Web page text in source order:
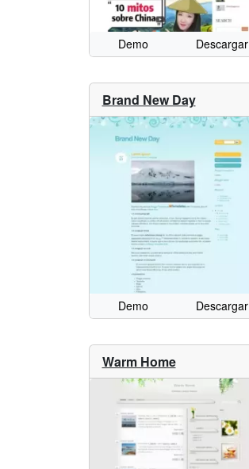
Demo Descargar
Brand New Day
Demo Descargar
Warm Home